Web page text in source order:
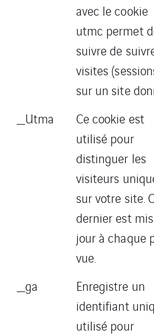
avec le cookie
utmc permet
suivre de
visites
sur un site
_Utma
Ce cookie est
utilisé pour
distinguer les
visiteurs
sur votre site.
dernier est
jour à chaque
vue.
_ga
Enregistre un
identifiant
utilisé pour